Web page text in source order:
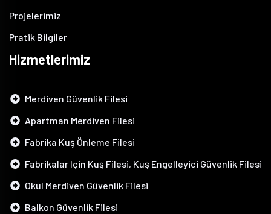
Projelerimiz
Pratik Bilgiler
Hizmetlerimiz
Merdiven Güvenlik Filesi
Apartman Merdiven Filesi
Fabrika Kuş Önleme Filesi
Fabrikalar Için Kuş Filesi, Kuş Engelleyici Güvenlik Filesi
Okul Merdiven Güvenlik Filesi
Balkon Güvenlik Filesi